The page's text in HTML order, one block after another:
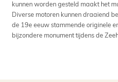
kunnen worden gesteld maakt het
Diverse motoren kunnen draaiend
de 19e eeuw stammende originele
bijzondere monument tijdens de